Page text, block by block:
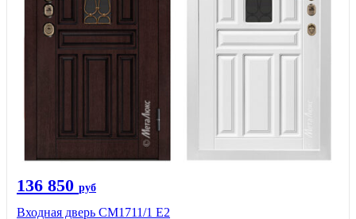
136 850 руб
Входная дверь CМ1711/1 Е2